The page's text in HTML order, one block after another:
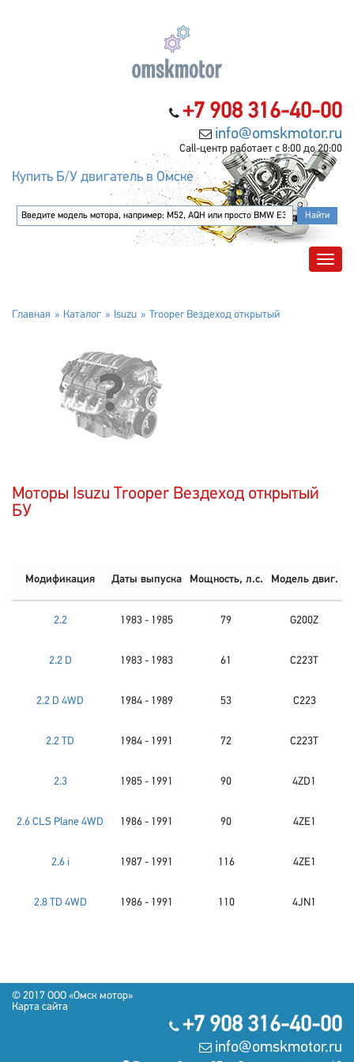
+7 908 316-40-00
info@omskmotor.ru
Call-центр работает с 8:00 до 20:00
Купить Б/У двигатель в Омске
Главная Каталог Isuzu Trooper Вездеход открытый
Моторы Isuzu Trooper Вездеход открытый
БУ
Модификация Даты выпуска Мощность, л.с. Модель двиг.
2.2 1983 - 1985 79 G200Z
2.2 D 1983 - 1983 61 C223T
2.2 D 4WD 1984 - 1989 53 C223
2.2 TD 1984 - 1991 72 C223T
2.3 1985 - 1991 90 4ZD1
2.6 CLS Plane 4WD 1986 - 1991 90 4ZE1
2.6 i 1987 - 1991 116 4ZE1
2.8 TD 4WD 1986 - 1991 110 4JN1
© 2017 OOO «Омск мотор»
Карта сайта
+7 908 316-40-00
info@omskmotor.ru